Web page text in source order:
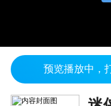
预览播放中，